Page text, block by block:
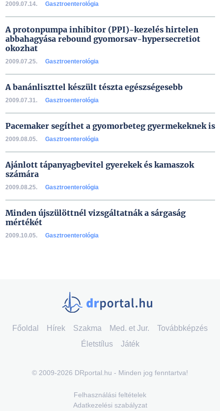
2009.07.14. Gasztroenterológia
A protonpumpa inhibitor (PPI)-kezelés hirtelen
abbahagyása rebound gyomorsav-hypersecretiot
okozhat
2009.07.25. Gasztroenterológia
A banánliszttel készült tészta egészségesebb
2009.07.31. Gasztroenterológia
Pacemaker segíthet a gyomorbeteg gyermekeknek is
2009.08.05. Gasztroenterológia
Ajánlott tápanyagbevitel gyerekek és kamaszok
számára
2009.08.25. Gasztroenterológia
Minden újszülöttnél vizsgáltatnák a sárgaság
mértékét
2009.10.05. Gasztroenterológia
Főoldal Hírek Szakma Med. et Jur.
Továbbképzés
Életstílus
Játék
© 2009-2026 DRportal.hu - Minden jog fenntartva!
Felhasználási feltételek
Adatkezelési szabályzat